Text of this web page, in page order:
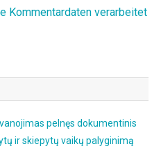
Kommentardaten verarbeitet
pelnęs dokumentinis
ir skiepytų vaikų palyginimą